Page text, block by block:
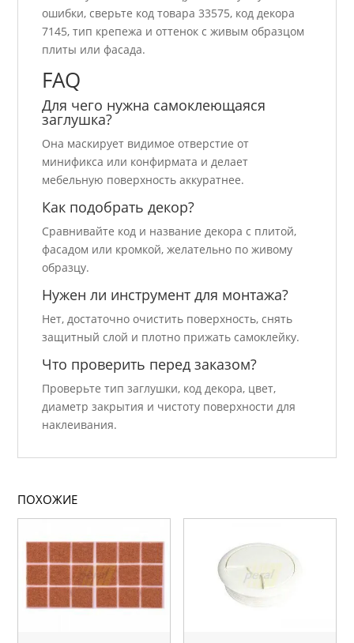
ошибки, сверьте код товара 33575, код декора
7145, тип крепежа и оттенок с живым образцом
плиты или фасада.
FAQ
Для чего нужна самоклеющаяся
заглушка?
Она маскирует видимое отверстие от
минификса или конфирмата и делает
мебельную поверхность аккуратнее.
Как подобрать декор?
Сравнивайте код и название декора с плитой,
фасадом или кромкой, желательно по живому
образцу.
Нужен ли инструмент для монтажа?
Нет, достаточно очистить поверхность, снять
защитный слой и плотно прижать самоклейку.
Что проверить перед заказом?
Проверьте тип заглушки, код декора, цвет,
диаметр закрытия и чистоту поверхности для
наклеивания.
ПОХОЖИЕ